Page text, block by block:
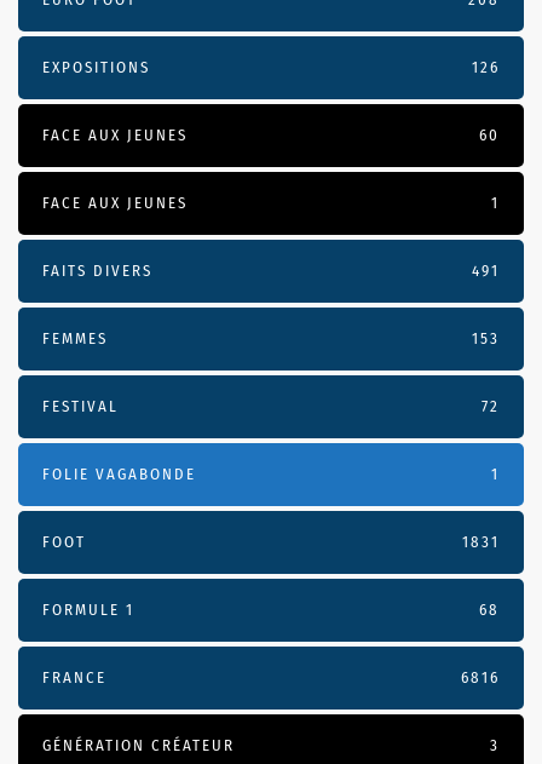
EXPOSITIONS 126
FACE AUX JEUNES 60
FACE AUX JEUNES 1
FAITS DIVERS 491
FEMMES 153
FESTIVAL 72
FOLIE VAGABONDE 1
FOOT 1831
FORMULE 1 68
FRANCE 6816
GÉNÉRATION CRÉATEUR 3